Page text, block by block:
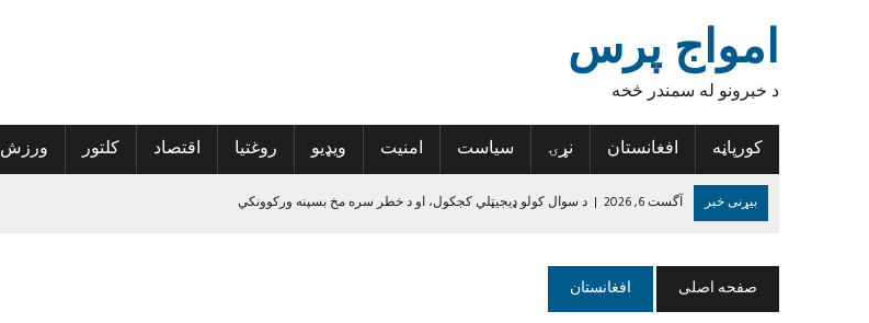
امواج پرس
د خبرونو له سمندر څخه
کورپاڼه
افغانستان نړۍ سیاست امنیت ویډیو روغتیا اقتصاد کلتور ورزش
بیړنی خبر آگست 6, 2026 | د سوال کولو ډیجیټلي کجکول، او د خطر سره مخ بسپنه ورکوونکي
د روغتیا نړۍوال سازمان: د پولیو د مخنیوي هڅې دې پراخې شي
آگست 6, 2026
| تازه درجه‌بندي؛ پنځه افغان لوبغاړي د نړۍ د غوره لسو په نوم‌لړ کې راغلي
صفحه اصلی افغانستان